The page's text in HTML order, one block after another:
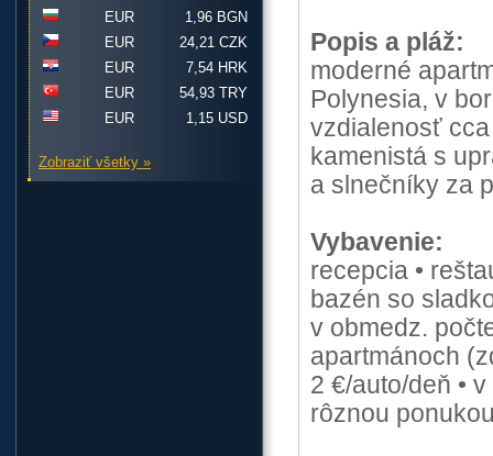
Popis a pláž:
moderné
Polynesia, v
vzdialenosť cca
kamenistá s
a slnečníky za
Vybavenie:
recepcia •
bazén so
v obmedz.
apartmánoch
2 €/auto/deň •
rôznou
EUR
1,96 BGN
EUR
24,21 CZK
EUR
7,54 HRK
EUR
54,93 TRY
EUR
1,15 USD
Zobraziť všetky »